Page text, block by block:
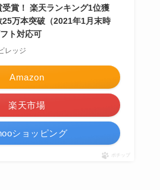
賞！ 楽天ランキング1位獲
万本突破（2021年1月末時
ト対応可
レッジ
Amazon
楽天市場
ショッピング
ポチップ